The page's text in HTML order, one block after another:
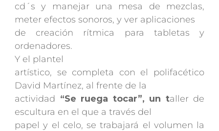
cd´s y manejar una mesa de mezclas,
meter efectos sonoros, y ver aplicaciones
de creación rítmica para tabletas y
ordenadores.
Y el plantel
artístico, se completa con el polifacético
David Martínez, al frente de la
actividad “Se ruega tocar”, un taller de
escultura en el que a través del
papel y el celo, se trabajará el volumen la